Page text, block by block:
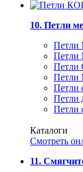
10. Петли
Петли
Петли
Петли
Петли
Петли
Петли
Каталоги
Смотреть
11.